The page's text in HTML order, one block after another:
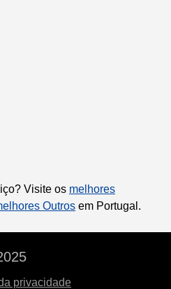
Visite os melhores
Outros em Portugal.
privacidade